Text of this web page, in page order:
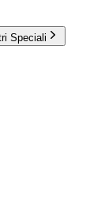
Speciali